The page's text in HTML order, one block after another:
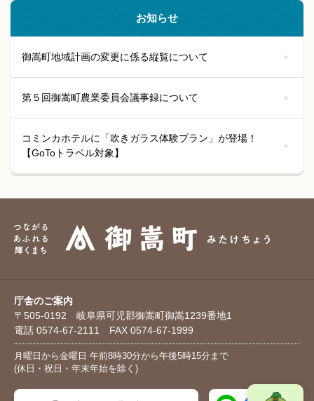
お知らせ
御嵩町地域計画の変更に係る縦覧について
第５回御嵩町農業委員会議事録について
コミンカホテルに「吹きガラス体験プラン」が登場！
【GoToトラベル対象】
庁舎のご案内
〒505-0192 岐阜県可児郡御嵩町御嵩1239番地1
電話 0574-67-2111 FAX 0574-67-1999
月曜日から金曜日 午前8時30分から午後5時15分まで
(休日・祝日・年末年始を除く)